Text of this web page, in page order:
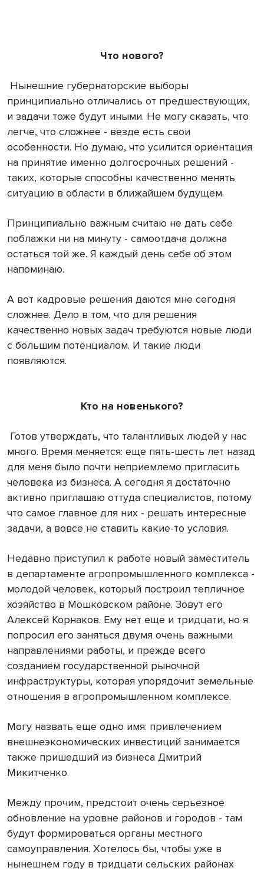
Что нового?
Нынешние губернаторские выборы
принципиально отличались от предшествующих,
и задачи тоже будут иными. Не могу сказать, что
легче, что сложнее - везде есть свои
особенности. Но думаю, что усилится ориентация
на принятие именно долгосрочных решений -
таких, которые способны качественно менять
ситуацию в области в ближайшем будущем.
Принципиально важным считаю не дать себе
поблажки ни на минуту - самоотдача должна
остаться той же. Я каждый день себе об этом
напоминаю.
А вот кадровые решения даются мне сегодня
сложнее. Дело в том, что для решения
качественно новых задач требуются новые люди
с большим потенциалом. И такие люди
появляются.
Кто на новенького?
Готов утверждать, что талантливых людей у нас
много. Время меняется: еще пять-шесть лет назад
для меня было почти неприемлемо пригласить
человека из бизнеса. А сегодня я достаточно
активно приглашаю оттуда специалистов, потому
что самое главное для них - решать интересные
задачи, а вовсе не ставить какие-то условия.
Недавно приступил к работе новый заместитель
в департаменте агропромышленного комплекса -
молодой человек, который построил тепличное
хозяйство в Мошковском районе. Зовут его
Алексей Корнаков. Ему нет еще и тридцати, но я
попросил его заняться двумя очень важными
направлениями работы, и прежде всего
созданием государственной рыночной
инфраструктуры, которая упорядочит земельные
отношения в агропромышленном комплексе.
Могу назвать еще одно имя: привлечением
внешнеэкономических инвестиций занимается
также пришедший из бизнеса Дмитрий
Микитченко.
Между прочим, предстоит очень серьезное
обновление на уровне районов и городов - там
будут формироваться органы местного
самоуправления. Хотелось бы, чтобы уже в
нынешнем году в тридцати сельских районах